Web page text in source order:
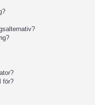
för?